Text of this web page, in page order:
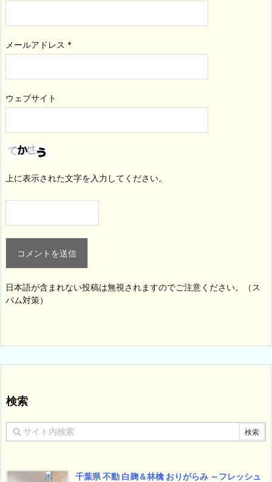
メールアドレス *
ウェブサイト
上に表示された文字を入力してください。
日本語が含まれない投稿は無視されますのでご注意ください。（ス
パム対策）
検索
千葉県 不動 白麹＆林檎 おりがらみ ～フレッシュ